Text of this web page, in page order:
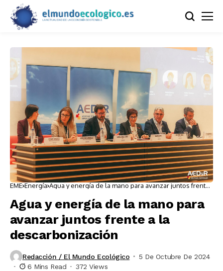
EME Energía Agua y energía de la mano para avanzar juntos frente
Agua y energía de la mano para
avanzar juntos frente a la
descarbonización
Redacción / El Mundo Ecológico
5 De Octubre De 2024
6 Mins Read
372 Views